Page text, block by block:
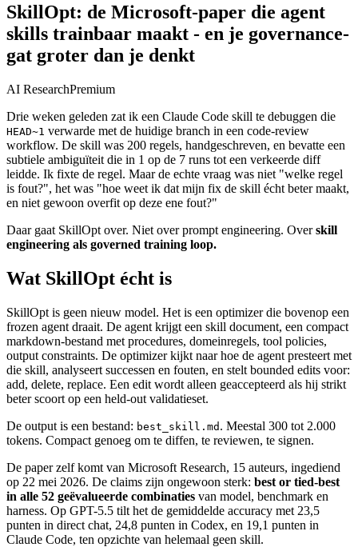
SkillOpt: de Microsoft-paper die agent
skills trainbaar maakt - en je governance-
gat groter dan je denkt
AI ResearchPremium
Drie weken geleden zat ik een Claude Code skill te debuggen die
HEAD~1 verwarde met de huidige branch in een code-review
workflow. De skill was 200 regels, handgeschreven, en bevatte een
subtiele ambiguïteit die in 1 op de 7 runs tot een verkeerde diff
leidde. Ik fixte de regel. Maar de echte vraag was niet "welke regel
is fout?", het was "hoe weet ik dat mijn fix de skill écht beter maakt,
en niet gewoon overfit op deze ene fout?"
Daar gaat SkillOpt over. Niet over prompt engineering. Overskill
engineering als governed training loop.
Wat SkillOpt écht is
SkillOpt is geen nieuw model. Het is een optimizer die bovenop een
frozen agent draait. De agent krijgt een skill document, een compact
markdown-bestand met procedures, domeinregels, tool policies,
output constraints. De optimizer kijkt naar hoe de agent presteert met
die skill, analyseert successen en fouten, en stelt bounded edits voor:
add, delete, replace. Een edit wordt alleen geaccepteerd als hij strikt
beter scoort op een held-out validatieset.
De output is een bestand: best_skill.md . Meestal 300 tot 2.000
tokens. Compact genoeg om te diffen, te reviewen, te signen.
De paper zelf komt van Microsoft Research, 15 auteurs, ingediend
op 22 mei 2026. De claims zijn ongewoon sterk: best or tied-best
in alle 52 geëvalueerde combinaties van model, benchmark en
harness. Op GPT-5.5 tilt het de gemiddelde accuracy met 23,5
punten in direct chat, 24,8 punten in Codex, en 19,1 punten in
Claude Code, ten opzichte van helemaal geen skill.